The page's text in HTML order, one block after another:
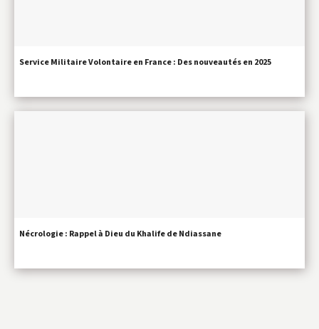
Service Militaire Volontaire en France : Des nouveautés en 2025
Nécrologie : Rappel à Dieu du Khalife de Ndiassane